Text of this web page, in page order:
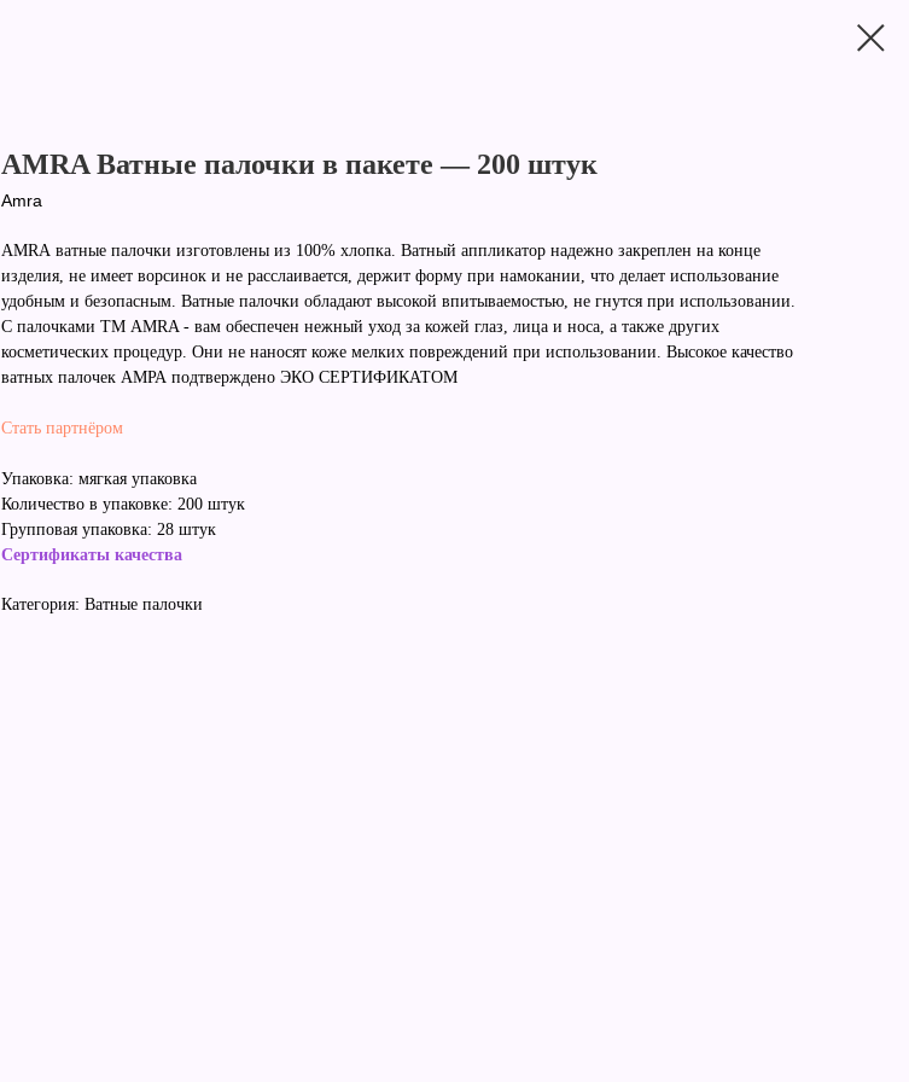
AMRA Ватные палочки в пакете — 200 штук
Amra
AMRА ватные палочки изготовлены из 100% хлопка. Ватный аппликатор надежно закреплен на конце
изделия, не имеет ворсинок и не расслаивается, держит форму при намокании, что делает использование
удобным и безопасным. Ватные палочки обладают высокой впитываемостью, не гнутся при использовании.
С палочками ТМ AMRA - вам обеспечен нежный уход за кожей глаз, лица и носа, а также других
косметических процедур. Они не наносят коже мелких повреждений при использовании. Высокое качество
ватных палочек АМРА подтверждено ЭКО СЕРТИФИКАТОМ
Стать партнёром
Упаковка: мягкая упаковка
Количество в упаковке: 200 штук
Групповая упаковка: 28 штук
Сертификаты качества
Категория: Ватные палочки